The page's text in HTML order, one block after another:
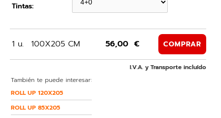
Tintas:
1 u. 100X205 CM 56,00 € COMPRAR
I.V.A. y Transporte incluído
También te puede interesar:
ROLL UP 120X205
ROLL UP 85X205